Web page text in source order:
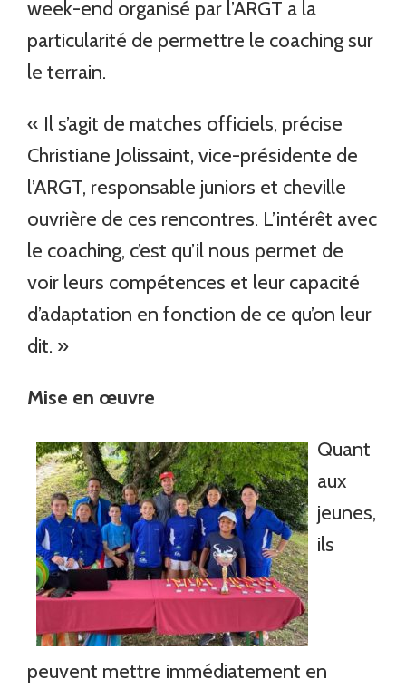
week-end organisé par l’ARGT a la
particularité de permettre le coaching sur
le terrain.
« Il s’agit de matches officiels, précise
Christiane Jolissaint, vice-présidente de
l’ARGT, responsable juniors et cheville
ouvrière de ces rencontres. L’intérêt avec
le coaching, c’est qu’il nous permet de
voir leurs compétences et leur capacité
d’adaptation en fonction de ce qu’on leur
dit. »
Mise en œuvre
Quant
aux
jeunes,
ils
peuvent mettre immédiatement en